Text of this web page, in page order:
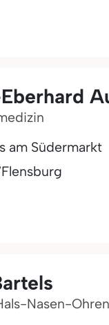
am Südermarkt
Flensburg
Nasen-